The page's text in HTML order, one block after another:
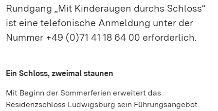
Rundgang „Mit Kinderaugen durchs Schloss“
ist eine telefonische Anmeldung unter der
Nummer +49 (0)71 41 18 64 00 erforderlich.
Ein Schloss, zweimal staunen
Mit Beginn der Sommerferien erweitert das
Residenzschloss Ludwigsburg sein Führungsangebot: